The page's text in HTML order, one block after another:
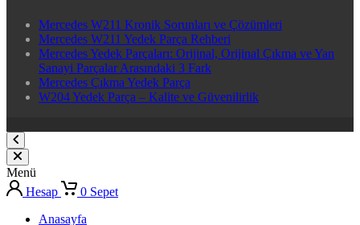
Mercedes W211 Kronik Sorunları ve Çözümleri
Mercedes W211 Yedek Parça Rehberi
Mercedes Yedek Parçaları: Orijinal, Orijinal Çıkma ve Yan
Sanayi Parçalar Arasındaki 3 Fark
Mercedes Çıkma Yedek Parça
W204 Yedek Parça – Kalite ve Güvenilirlik
Menü
Hesap
0 Sepet
Anasayfa